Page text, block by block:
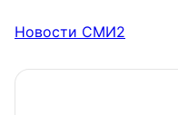
Новости СМИ2